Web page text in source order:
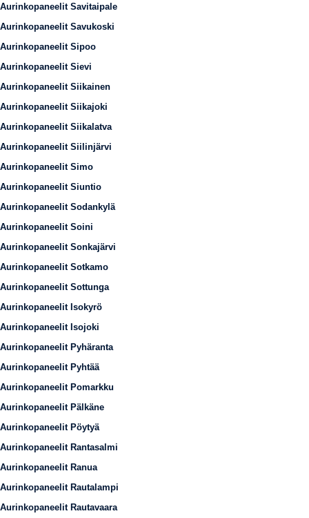
Aurinkopaneelit Savitaipale
Aurinkopaneelit Savukoski
Aurinkopaneelit Sipoo
Aurinkopaneelit Sievi
Aurinkopaneelit Siikainen
Aurinkopaneelit Siikajoki
Aurinkopaneelit Siikalatva
Aurinkopaneelit Siilinjärvi
Aurinkopaneelit Simo
Aurinkopaneelit Siuntio
Aurinkopaneelit Sodankylä
Aurinkopaneelit Soini
Aurinkopaneelit Sonkajärvi
Aurinkopaneelit Sotkamo
Aurinkopaneelit Sottunga
Aurinkopaneelit Isokyrö
Aurinkopaneelit Isojoki
Aurinkopaneelit Pyhäranta
Aurinkopaneelit Pyhtää
Aurinkopaneelit Pomarkku
Aurinkopaneelit Pälkäne
Aurinkopaneelit Pöytyä
Aurinkopaneelit Rantasalmi
Aurinkopaneelit Ranua
Aurinkopaneelit Rautalampi
Aurinkopaneelit Rautavaara